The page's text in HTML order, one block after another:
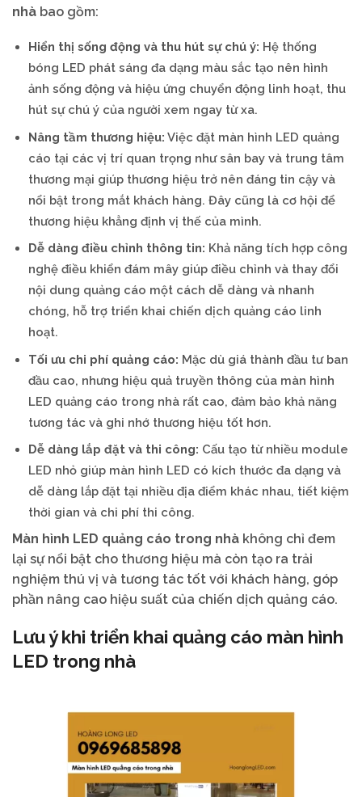
nhà bao gồm:
Hiển thị sống động và thu hút sự chú ý: Hệ thống
bóng LED phát sáng đa dạng màu sắc tạo nên hình
ảnh sống động và hiệu ứng chuyển động linh hoạt, thu
hút sự chú ý của người xem ngay từ xa.
Nâng tầm thương hiệu: Việc đặt màn hình LED quảng
cáo tại các vị trí quan trọng như sân bay và trung tâm
thương mại giúp thương hiệu trở nên đáng tin cậy và
nổi bật trong mắt khách hàng. Đây cũng là cơ hội để
thương hiệu khẳng định vị thế của mình.
Dễ dàng điều chỉnh thông tin: Khả năng tích hợp công
nghệ điều khiển đám mây giúp điều chỉnh và thay đổi
nội dung quảng cáo một cách dễ dàng và nhanh
chóng, hỗ trợ triển khai chiến dịch quảng cáo linh
hoạt.
Tối ưu chi phí quảng cáo: Mặc dù giá thành đầu tư ban
đầu cao, nhưng hiệu quả truyền thông của màn hình
LED quảng cáo trong nhà rất cao, đảm bảo khả năng
tương tác và ghi nhớ thương hiệu tốt hơn.
Dễ dàng lắp đặt và thi công: Cấu tạo từ nhiều module
LED nhỏ giúp màn hình LED có kích thước đa dạng và
dễ dàng lắp đặt tại nhiều địa điểm khác nhau, tiết kiệm
thời gian và chi phí thi công.
Màn hình LED quảng cáo trong nhà không chỉ đem
lại sự nổi bật cho thương hiệu mà còn tạo ra trải
nghiệm thú vị và tương tác tốt với khách hàng, góp
phần nâng cao hiệu suất của chiến dịch quảng cáo.
Lưu ý khi triển khai quảng cáo màn hình
LED trong nhà